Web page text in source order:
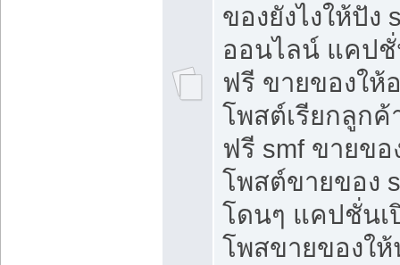
ของยังไงให้ปั
ออนไลน์ แคป
ฟรี ขายของให้
โพสต์เรียกลูกค้
ฟรี smf ขายขอ
โพสต์ขายของ
โดนๆ แคปชั่นเ
โพสขายของใ